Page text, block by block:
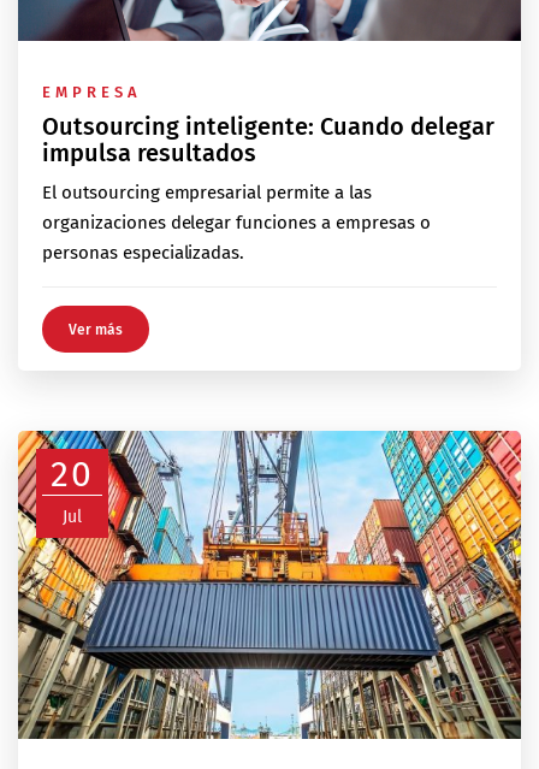
EMPRESA
Outsourcing inteligente: Cuando delegar
impulsa resultados
El outsourcing empresarial permite a las
organizaciones delegar funciones a empresas o
personas especializadas.
Ver más
20
Jul